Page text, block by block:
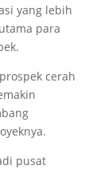
yang lebih
para
cerah
pusat